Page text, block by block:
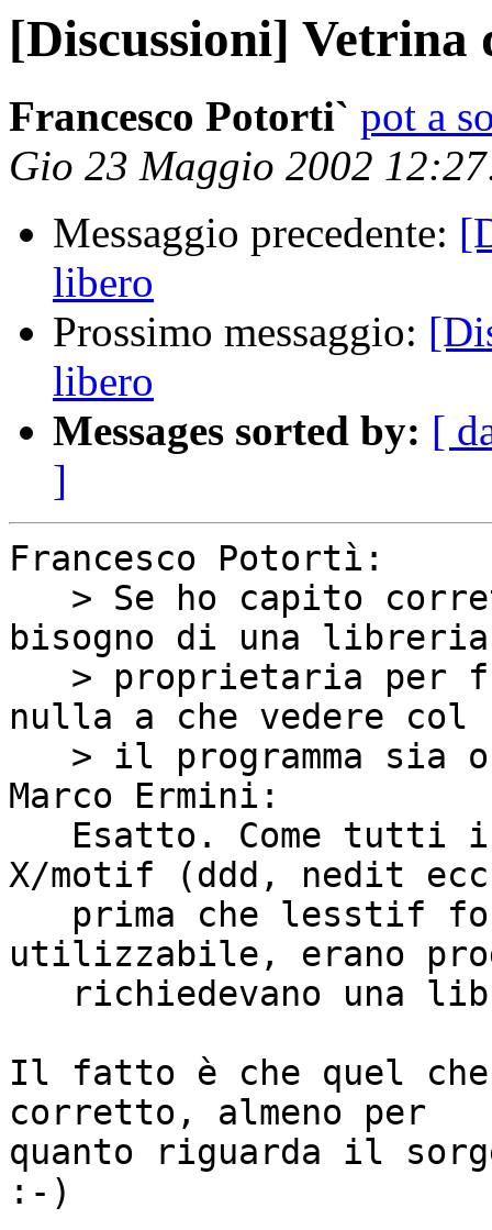
[Discussioni] Vetrina
Francesco Potorti` pot a
Gio 23 Maggio 2002
Messaggio precedente:
libero
Prossimo messaggio:
libero
Messages sorted by: [
]
Francesco Potortì:
bisogno di una libreria
nulla a che vedere
Marco Ermini:
X/motif (ddd, nedit
utilizzabile, erano
Il fatto è che quel che
corretto, almeno per
quanto riguarda il
:-)